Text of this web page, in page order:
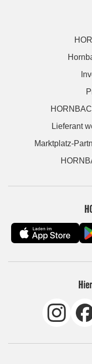
Lieferant
Marktplatz-